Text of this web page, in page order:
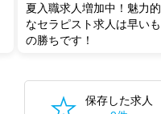
夏入職求人増加中！魅力的
なセラピスト求人は早いも
の勝ちです！
保存した求人